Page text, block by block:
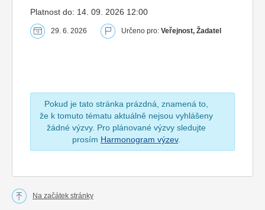
Platnost do: 14. 09. 2026 12:00
29. 6. 2026 Určeno pro: Veřejnost, Žadatel
Pokud je tato stránka prázdná, znamená to,
že k tomuto tématu aktuálně nejsou vyhlášeny
žádné výzvy. Pro plánované výzvy sledujte
prosím Harmonogram výzev.
Na začátek stránky